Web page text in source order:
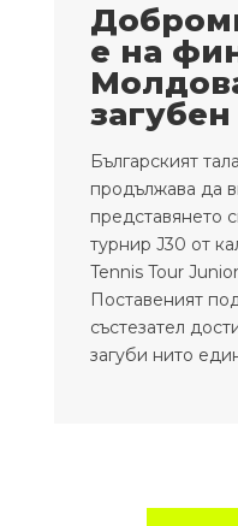
е на
загубен
Българският
продължава да
представянето
турнир J30 от
Tennis Tour
Поставеният
състезател
загуби нито